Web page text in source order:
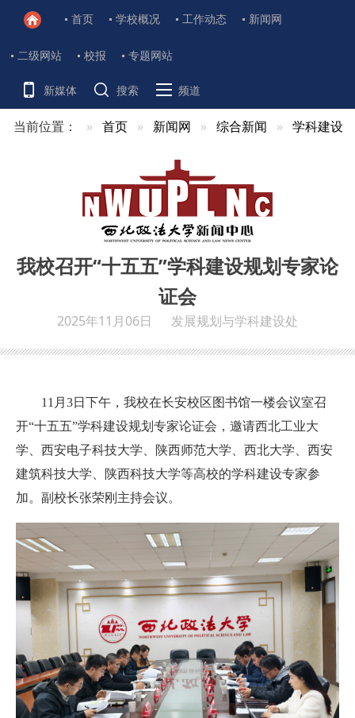
首页 学校概况 工作动态 新闻网
二级网站 校报 专题网站
新媒体 搜索 频道
当前位置： 首页 新闻网 综合新闻 学科建设
我校召开“十五五”学科建设规划专家论
证会
2025年11月06日 发展规划与学科建设处
11月3日下午，我校在长安校区图书馆一楼会议室召
开“十五五”学科建设规划专家论证会，邀请西北工业大
学、西安电子科技大学、陕西师范大学、西北大学、西安
建筑科技大学、陕西科技大学等高校的学科建设专家参
加。副校长张荣刚主持会议。